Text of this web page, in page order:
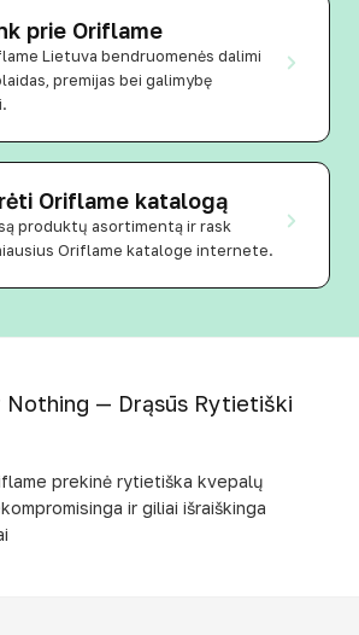
prie Oriflame
Lietuva bendruomenės dalimi
premijas bei galimybę
Oriflame katalogą
produktų asortimentą ir rask
Oriflame kataloge internete.
— Drąsūs Rytietiški
prekinė rytietiška kvepalų
ir giliai išraiškinga